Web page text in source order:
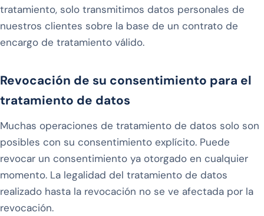
tratamiento, solo transmitimos datos personales de
nuestros clientes sobre la base de un contrato de
encargo de tratamiento válido.
Revocación de su consentimiento para el
tratamiento de datos
Muchas operaciones de tratamiento de datos solo son
posibles con su consentimiento explícito. Puede
revocar un consentimiento ya otorgado en cualquier
momento. La legalidad del tratamiento de datos
realizado hasta la revocación no se ve afectada por la
revocación.